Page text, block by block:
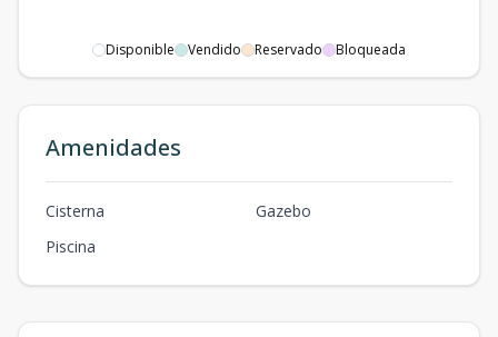
Disponible Vendido Reservado Bloqueada
Amenidades
Cisterna
Gazebo
Piscina